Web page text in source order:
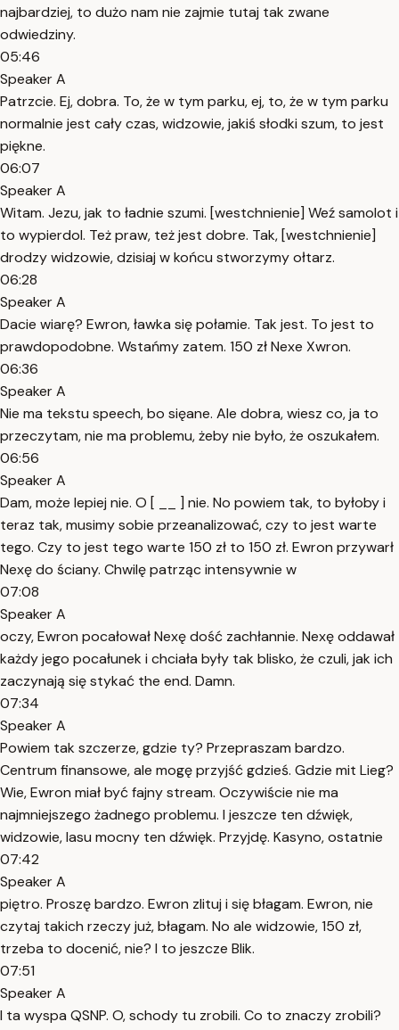
najbardziej, to dużo nam nie zajmie tutaj tak zwane
odwiedziny.
05:46
Speaker A
Patrzcie. Ej, dobra. To, że w tym parku, ej, to, że w tym parku
normalnie jest cały czas, widzowie, jakiś słodki szum, to jest
piękne.
06:07
Speaker A
Witam. Jezu, jak to ładnie szumi. [westchnienie] Weź samolot i
to wypierdol. Też praw, też jest dobre. Tak, [westchnienie]
drodzy widzowie, dzisiaj w końcu stworzymy ołtarz.
06:28
Speaker A
Dacie wiarę? Ewron, ławka się połamie. Tak jest. To jest to
prawdopodobne. Wstańmy zatem. 150 zł Nexe Xwron.
06:36
Speaker A
Nie ma tekstu speech, bo sięane. Ale dobra, wiesz co, ja to
przeczytam, nie ma problemu, żeby nie było, że oszukałem.
06:56
Speaker A
Dam, może lepiej nie. O [ __ ] nie. No powiem tak, to byłoby i
teraz tak, musimy sobie przeanalizować, czy to jest warte
tego. Czy to jest tego warte 150 zł to 150 zł. Ewron przywarł
Nexę do ściany. Chwilę patrząc intensywnie w
07:08
Speaker A
oczy, Ewron pocałował Nexę dość zachłannie. Nexę oddawał
każdy jego pocałunek i chciała były tak blisko, że czuli, jak ich
zaczynają się stykać the end. Damn.
07:34
Speaker A
Powiem tak szczerze, gdzie ty? Przepraszam bardzo.
Centrum finansowe, ale mogę przyjść gdzieś. Gdzie mit Lieg?
Wie, Ewron miał być fajny stream. Oczywiście nie ma
najmniejszego żadnego problemu. I jeszcze ten dźwięk,
widzowie, lasu mocny ten dźwięk. Przyjdę. Kasyno, ostatnie
07:42
Speaker A
piętro. Proszę bardzo. Ewron zlituj i się błagam. Ewron, nie
czytaj takich rzeczy już, błagam. No ale widzowie, 150 zł,
trzeba to docenić, nie? I to jeszcze Blik.
07:51
Speaker A
I ta wyspa QSNP. O, schody tu zrobili. Co to znaczy zrobili?